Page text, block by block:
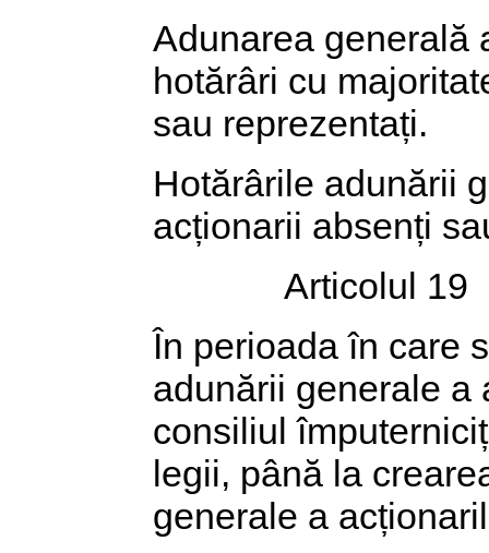
Adunarea generală
hotărâri cu
sau reprezentați.
Hotărârile adunării
acționarii absenți
Articolul 19
În perioada în care
adunării generale a
consiliul
legii, până la
generale a